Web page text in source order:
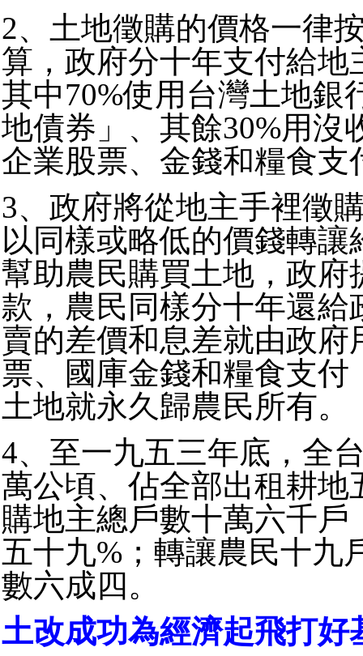
2、土地徵購的價格一律
算，政府分十年支付給地
其中70%使用台灣土地銀
地債券」、其餘30%用沒
企業股票、金錢和糧食支
3、政府將從地主手裡徵
以同樣或略低的價錢轉讓
幫助農民購買土地，政府
款，農民同樣分十年還給
賣的差價和息差就由政府
票、國庫金錢和糧食支付
土地就永久歸農民所有。
4、至一九五三年底，全
萬公頃、佔全部出租耕地
購地主總戶數十萬六千戶
五十九%；轉讓農民十九
數六成四。
土改成功為經濟起飛打好